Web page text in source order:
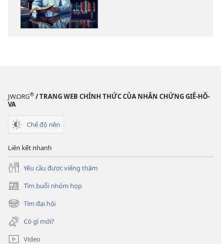
Kinh
JW.ORG® / TRANG WEB CHÍNH THỨC CỦA NHÂN CHỨNG GIÊ-HÔ-
VA
Chế độ nền
Liên kết nhanh
Yêu cầu được viếng thăm
Tìm buổi nhóm họp
(mở
cửa
sổ
mới)
Tìm đại hội
(mở
cửa
sổ
mới)
Có gì mới?
Video